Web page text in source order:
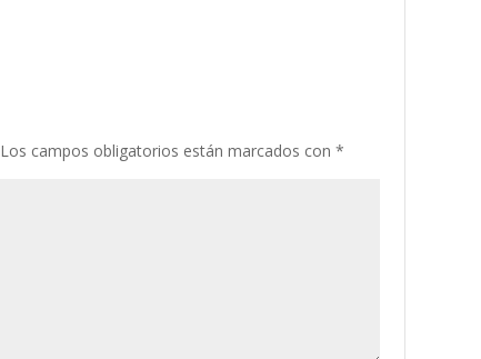
Los campos obligatorios están marcados con*